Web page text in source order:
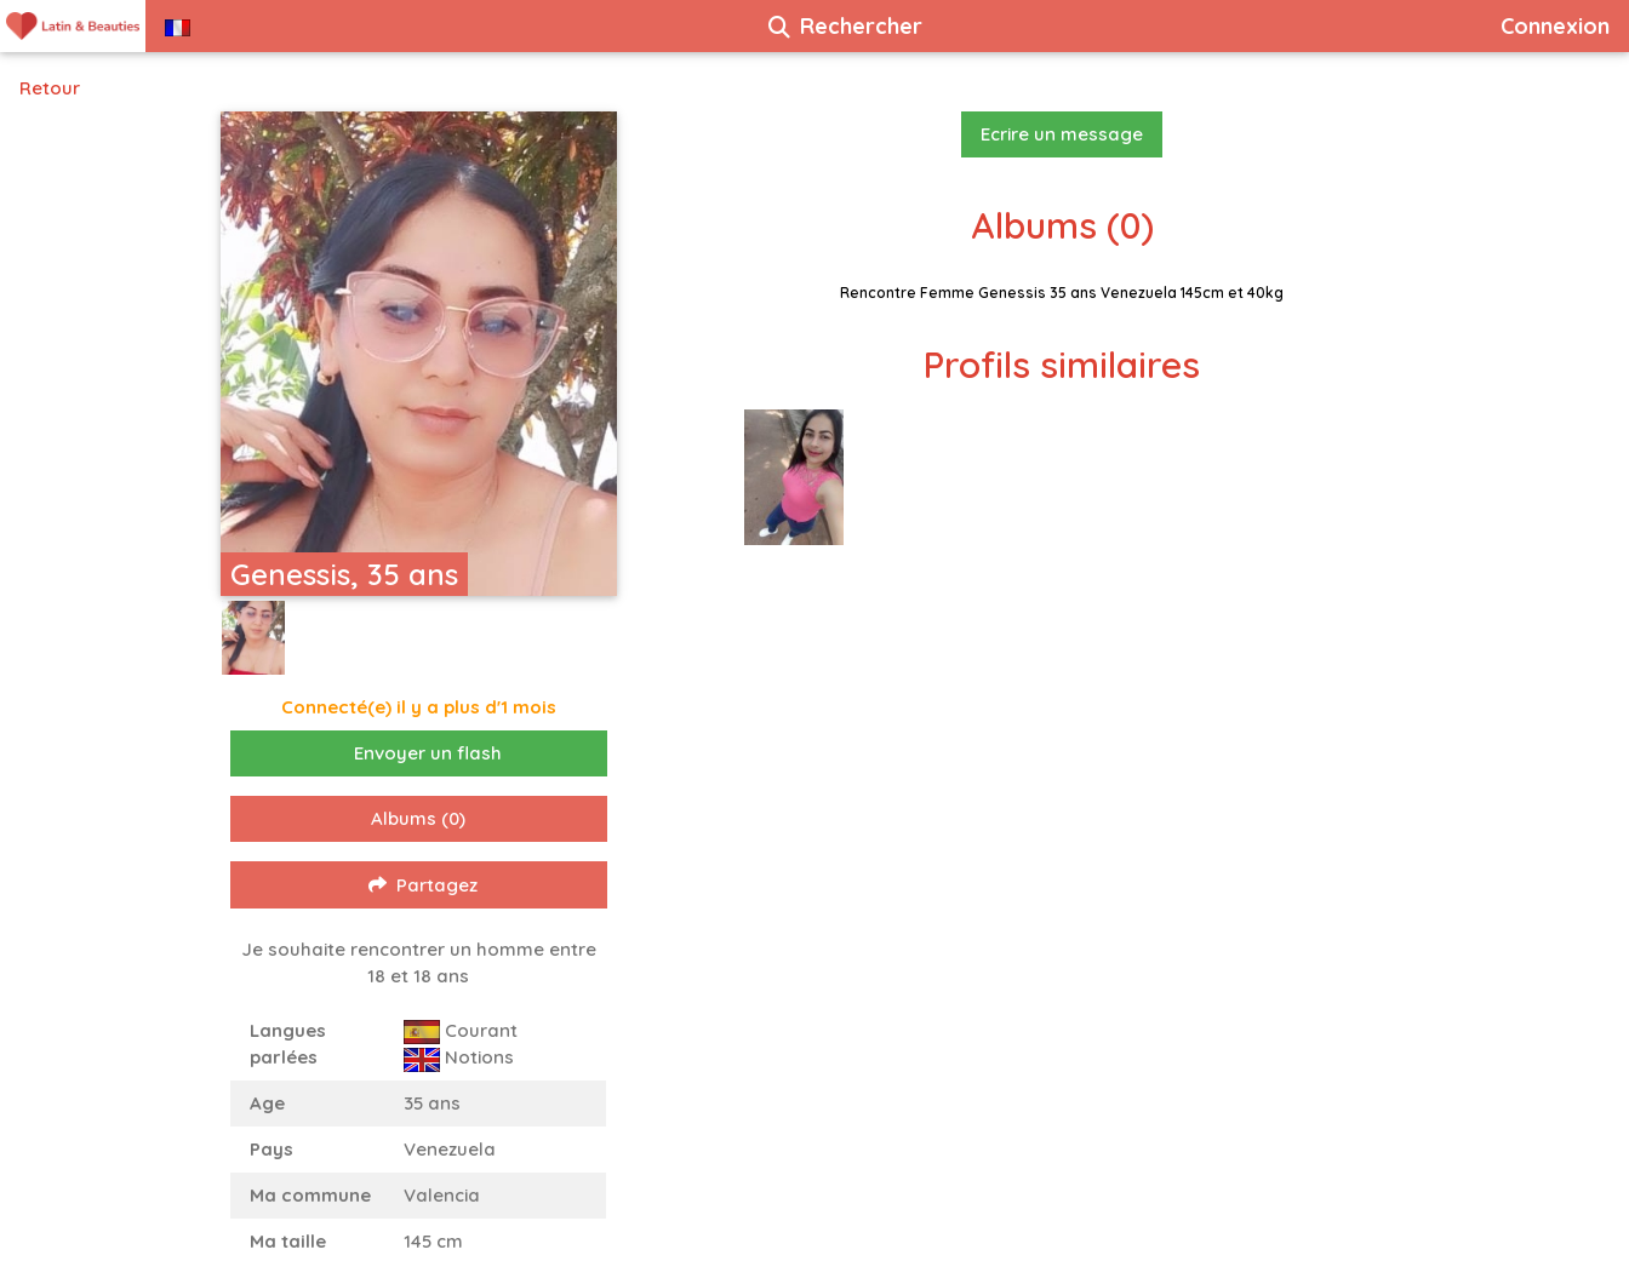
Connexion
Rechercher
Retour
Genessis, 35 ans
Connecté(e) il y a plus d'1 mois
Envoyer un flash
Albums (0)
Partagez
Je souhaite rencontrer un homme entre
18 et 18 ans
Langues
parlées
Courant
Notions
Age
35 ans
Pays
Venezuela
Ma commune
Valencia
Ma taille
145 cm
Ecrire un message
Albums (0)
Rencontre Femme Genessis 35 ans Venezuela 145cm et 40kg
Profils similaires